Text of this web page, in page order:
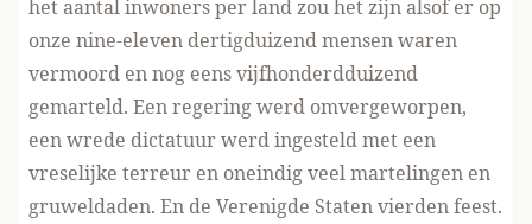
het aantal inwoners per land zou het zijn alsof er op
onze nine-eleven dertigduizend mensen waren
vermoord en nog eens vijfhonderdduizend
gemarteld. Een regering werd omvergeworpen,
een wrede dictatuur werd ingesteld met een
vreselijke terreur en oneindig veel martelingen en
gruweldaden. En de Verenigde Staten vierden feest.